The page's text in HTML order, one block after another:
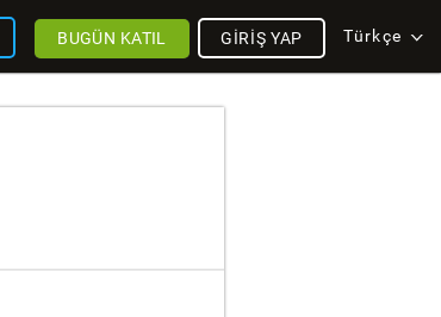
Türkçe
GIRIŞ YAP
BUGÜN KATIL